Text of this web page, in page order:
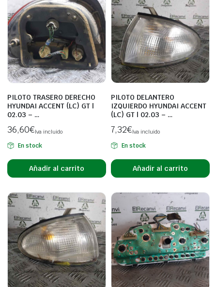
PILOTO TRASERO DERECHO
HYUNDAI ACCENT (LC) GT |
02.03 – …
36,60€Iva incluido
En stock
Añadir al carrito
PILOTO DELANTERO
IZQUIERDO HYUNDAI ACCENT
(LC) GT | 02.03 – …
7,32€Iva incluido
En stock
Añadir al carrito